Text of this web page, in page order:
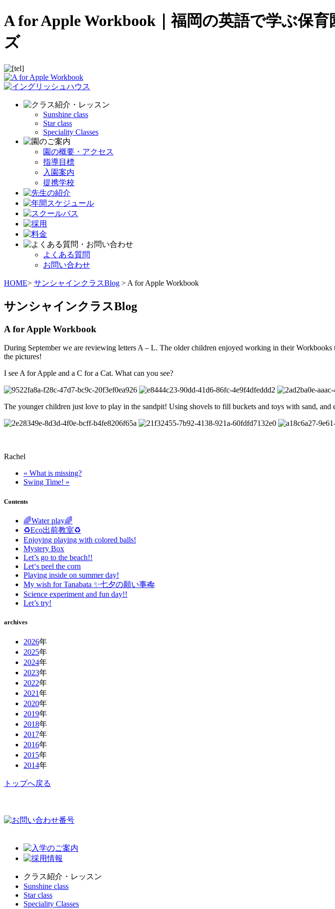
A for Apple Workbook｜福岡の英語で学ぶ保
ズ
Sunshine class
Star class
Speciality Classes
園の概要・アクセス
指導目標
入園案内
提携学校
よくある質問
お問い合わせ
HOME> サンシャインクラスBlog > A for Apple Workbook
サンシャインクラスBlog
A for Apple Workbook
During September we are reviewing letters A – L. The older children enjoyed working in their
the pictures!
I see A for Apple and a C for a Cat. What can you see?
The younger children just love to play in the sandpit! Using shovels to fill buckets and toys with sand,
Rachel
« What is missing?
Swing Time! »
Contents
🌈Water play🌈
♻️Eco出前教室♻️
Enjoying playing with colored balls!
Mystery Box
Let’s go to the beach!!
Let‘s peel the corn
Playing inside on summer day!
My wish for Tanabata ✨七夕の願い事🎋
Science experiment and fun day!!
Let’s try!
archives
2026年
2025年
2024年
2023年
2022年
2021年
2020年
2019年
2018年
2017年
2016年
2015年
2014年
トップへ戻る
クラス紹介・レッスン
Sunshine class
Star class
Speciality Classes